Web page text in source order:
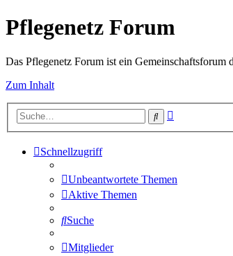
Pflegenetz Forum
Das Pflegenetz Forum ist ein Gemeinschaftsforum
Zum Inhalt
Suche
Schnellzugriff
Unbeantwortete Themen
Aktive Themen
Suche
Mitglieder